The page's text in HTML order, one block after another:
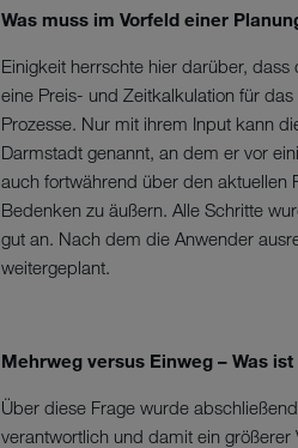
Was muss im Vorfeld einer
Einigkeit herrschte hier darüber,
eine Preis- und Zeitkalkulation für
Prozesse. Nur mit ihrem Input kann
Darmstadt genannt, an dem er vor
auch fortwährend über den aktuellen
Bedenken zu äußern. Alle Schritte
gut an. Nach dem die Anwender
weitergeplant.
Mehrweg versus Einweg – Was
Über diese Frage wurde
verantwortlich und damit ein